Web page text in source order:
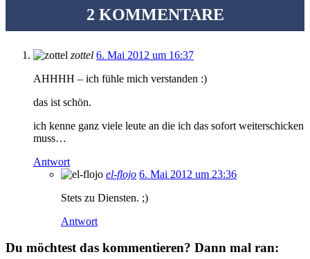
2 KOMMENTARE
zottel 6. Mai 2012 um 16:37
AHHHH – ich fühle mich verstanden :)
das ist schön.
ich kenne ganz viele leute an die ich das sofort weiterschicken
muss…
Antwort
el-flojo 6. Mai 2012 um 23:36
Stets zu Diensten. ;)
Antwort
Du möchtest das kommentieren? Dann mal ran: